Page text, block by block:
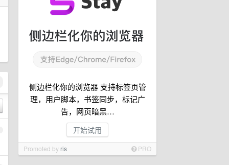
侧边栏化你的浏览器 支持标签页管
理，用户脚本，书签同步，标记广
告，网页暗黑…
开始试用
Promoted by ris PRO